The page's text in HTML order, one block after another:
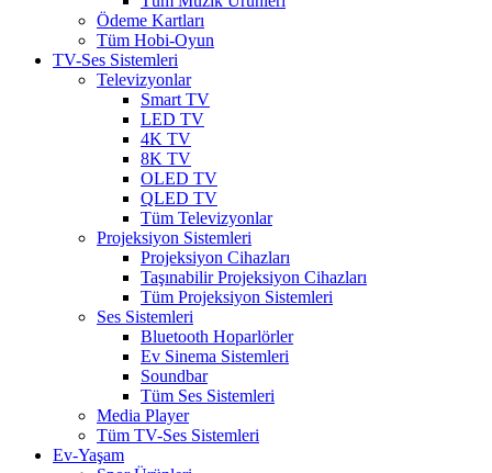
Ödeme Kartları
Tüm Hobi-Oyun
TV-Ses Sistemleri
Televizyonlar
Smart TV
LED TV
4K TV
8K TV
OLED TV
QLED TV
Tüm Televizyonlar
Projeksiyon Sistemleri
Projeksiyon Cihazları
Taşınabilir Projeksiyon Cihazları
Tüm Projeksiyon Sistemleri
Ses Sistemleri
Bluetooth Hoparlörler
Ev Sinema Sistemleri
Soundbar
Tüm Ses Sistemleri
Media Player
Tüm TV-Ses Sistemleri
Ev-Yaşam